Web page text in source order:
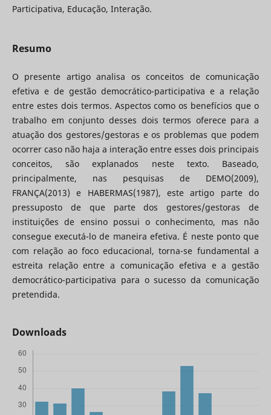
Participativa, Educação, Interação.
Resumo
O presente artigo analisa os conceitos de comunicação
efetiva e de gestão democrático-participativa e a relação
entre estes dois termos. Aspectos como os benefícios que o
trabalho em conjunto desses dois termos oferece para a
atuação dos gestores/gestoras e os problemas que podem
ocorrer caso não haja a interação entre esses dois principais
conceitos, são explanados neste texto. Baseado,
principalmente, nas pesquisas de DEMO(2009),
FRANÇA(2013) e HABERMAS(1987), este artigo parte do
pressuposto de que parte dos gestores/gestoras de
instituições de ensino possui o conhecimento, mas não
consegue executá-lo de maneira efetiva. É neste ponto que
com relação ao foco educacional, torna-se fundamental a
estreita relação entre a comunicação efetiva e a gestão
democrático-participativa para o sucesso da comunicação
pretendida.
Downloads